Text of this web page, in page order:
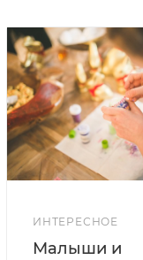
ИНТЕРЕСНОЕ
Малыши и